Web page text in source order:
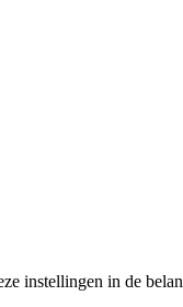
instellingen in de